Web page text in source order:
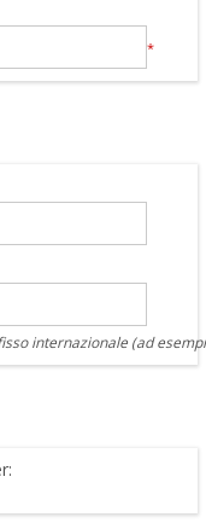
*
internazionale (ad